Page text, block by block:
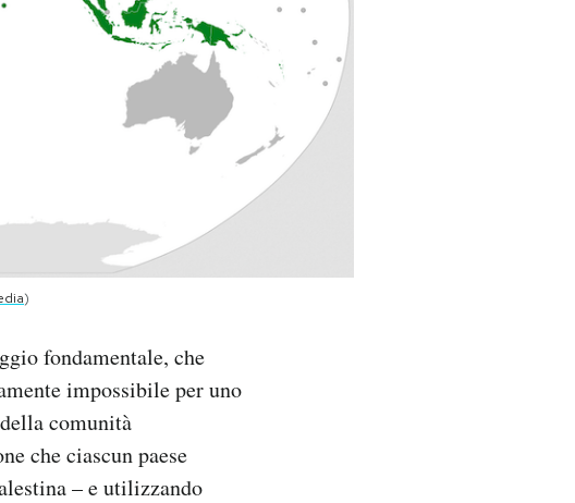
)
fondamentale, che
impossibile per uno
comunità
che ciascun paese
– e utilizzando